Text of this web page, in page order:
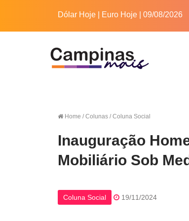
Dólar Hoje Euro Hoje | 09/08/2026
Home / Colunas / Coluna Social
Inauguração
Mobiliário Sob
Coluna Social 19/11/2024